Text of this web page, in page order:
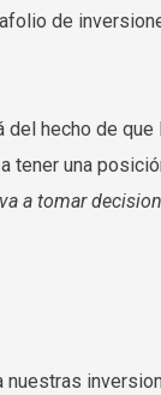
de
del hecho de
tener una
a tomar